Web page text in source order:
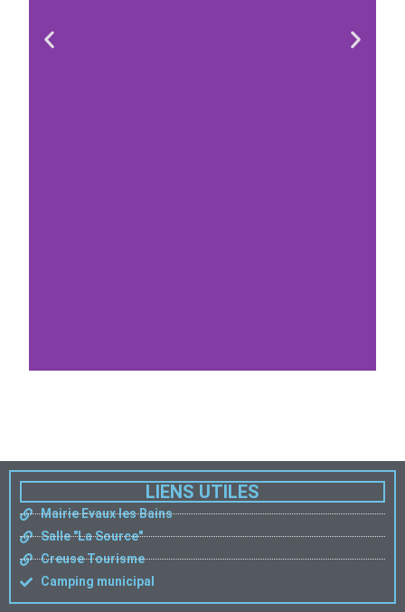
LIENS UTILES
Mairie Evaux les Bains
Salle "La Source"
Creuse Tourisme
Camping municipal